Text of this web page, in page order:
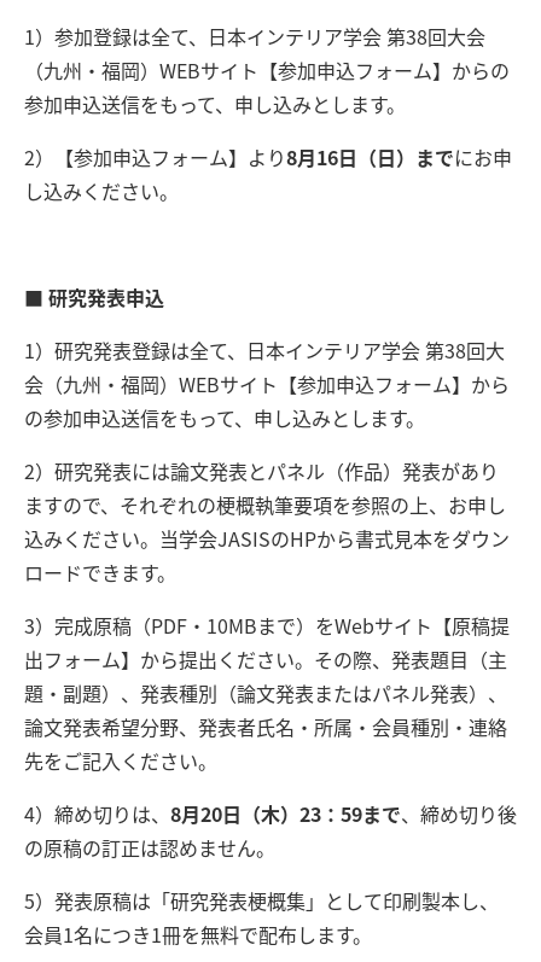
1）参加登録は全て、日本インテリア学会 第38回大会
（九州・福岡）WEBサイト【参加申込フォーム】からの
参加申込送信をもって、申し込みとします。
2）【参加申込フォーム】より8月16日（日）までにお申
し込みください。
■ 研究発表申込
1）研究発表登録は全て、日本インテリア学会 第38回大
会（九州・福岡）WEBサイト【参加申込フォーム】から
の参加申込送信をもって、申し込みとします。
2）研究発表には論文発表とパネル（作品）発表があり
ますので、それぞれの梗概執筆要項を参照の上、お申し
込みください。当学会JASISのHPから書式見本をダウン
ロードできます。
3）完成原稿（PDF・10MBまで）をWebサイト【原稿提
出フォーム】から提出ください。その際、発表題目（主
題・副題）、発表種別（論文発表またはパネル発表）、
論文発表希望分野、発表者氏名・所属・会員種別・連絡
先をご記入ください。
4）締め切りは、 8月20日（木）23：59まで、締め切り後
の原稿の訂正は認めません。
5）発表原稿は「研究発表梗概集」として印刷製本し、
会員1名につき1冊を無料で配布します。